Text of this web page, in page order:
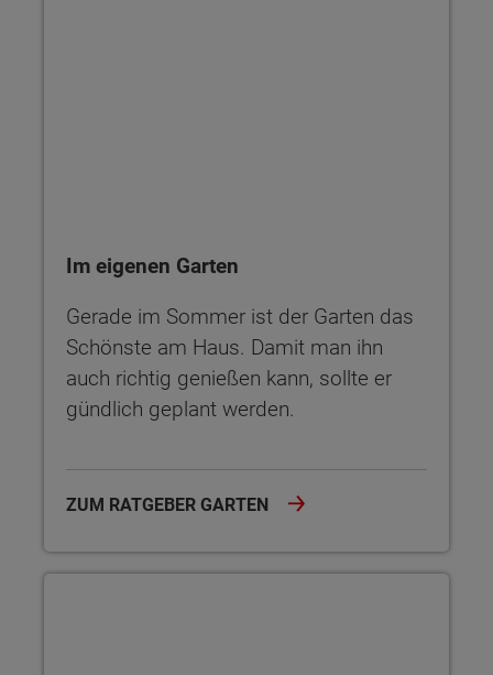
Im eigenen Garten
Gerade im Sommer ist der Garten das
Schönste am Haus. Damit man ihn
auch richtig genießen kann, sollte er
gündlich geplant werden.
ZUM RATGEBER GARTEN